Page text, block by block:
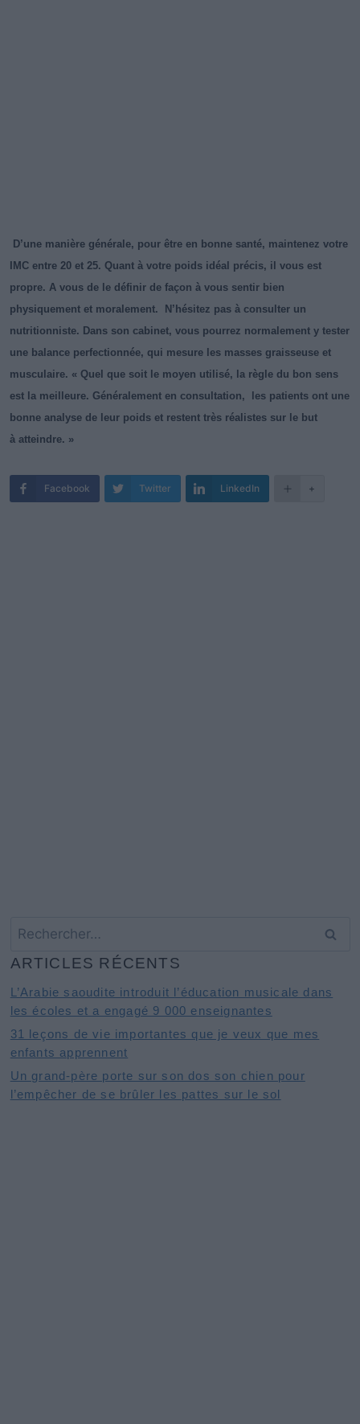
D’une manière générale, pour être en bonne santé, maintenez votre
IMC entre 20 et 25. Quant à votre poids idéal précis, il vous est
propre. A vous de le définir de façon à vous sentir bien
physiquement et moralement. N’hésitez pas à consulter un
nutritionniste. Dans son cabinet, vous pourrez normalement y tester
une balance perfectionnée, qui mesure les masses graisseuse et
musculaire. « Quel que soit le moyen utilisé, la règle du bon sens
est la meilleure. Généralement en consultation, les patients ont une
bonne analyse de leur poids et restent très réalistes sur le but
à atteindre. »
Facebook Twitter LinkedIn +
Rechercher :
ARTICLES RÉCENTS
L’Arabie saoudite introduit l’éducation musicale dans
les écoles et a engagé 9 000 enseignantes
31 leçons de vie importantes que je veux que mes
enfants apprennent
Un grand-père porte sur son dos son chien pour
l’empêcher de se brûler les pattes sur le sol